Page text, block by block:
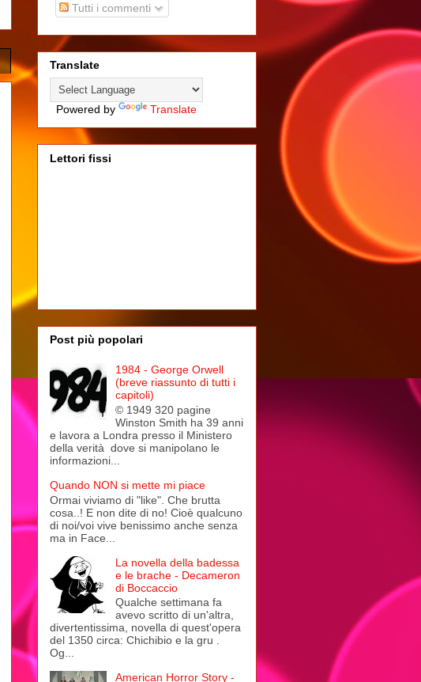
Tutti i commenti
Translate
Powered by Translate
Lettori fissi
Post più popolari
1984 - George Orwell
(breve riassunto di tutti i
capitoli)
© 1949 320 pagine
Winston Smith ha 39 anni
e lavora a Londra presso il Ministero
della verità dove si manipolano le
informazioni...
Quando NON si mette mi piace
Ormai viviamo di "like". Che brutta
cosa..! E non dite di no! Cioè qualcuno
di noi/voi vive benissimo anche senza
ma in Face...
La novella della badessa
e le brache - Decameron
di Boccaccio
Qualche settimana fa
avevo scritto di un'altra,
divertentissima, novella di quest'opera
del 1350 circa: Chichibio e la gru .
Og...
American Horror Story -